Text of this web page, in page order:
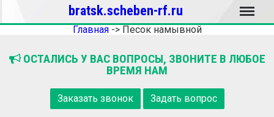
bratsk.scheben-rf.ru Меню
Главная-> Песок намывной
ОСТАЛИСЬ У ВАС ВОПРОСЫ, ЗВОНИТЕ В ЛЮБОЕ
ВРЕМЯ НАМ
Заказать звонок Задать вопрос